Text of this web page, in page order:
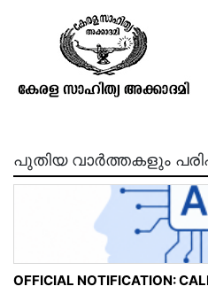
History
പുതിയ വാർത്തകളും
OFFICIAL NOTIFICATION: